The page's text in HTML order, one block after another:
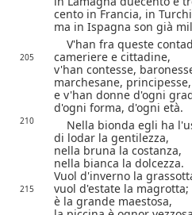
cento in Francia, in
ma in Ispagna son già
V'han fra queste
205 cameriere e cittadine,
v'han contesse,
marchesane, principesse,
e v'han donne d'ogni
d'ogni forma, d'ogni età.
210 Nella bionda egli ha
di lodar la gentilezza,
nella bruna la costanza,
nella bianca la dolcezza.
Vuol d'inverno la
215 vuol d'estate la magrotta;
è la grande maestosa,